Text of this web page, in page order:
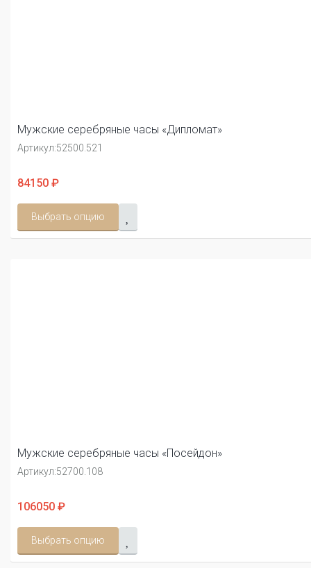
Мужские серебряные часы «Дипломат»
Артикул:52500.521
84150 ₽
Выбрать опцию
Мужские серебряные часы «Посейдон»
Артикул:52700.108
106050 ₽
Выбрать опцию